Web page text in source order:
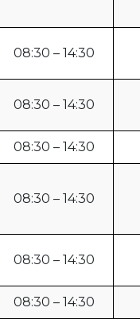
08:30 – 14:30
08:30 – 14:30
08:30 – 14:30
08:30 – 14:30
08:30 – 14:30
08:30 – 14:30